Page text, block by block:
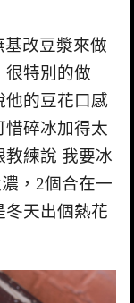
改豆漿來做
很特別的做
他的豆花口感
惜碎冰加得太
教練說 我要冰
，2個合在一
冬天出個熱花